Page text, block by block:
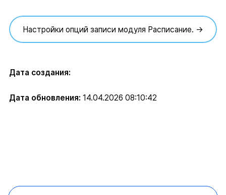
Настройки опций записи модуля Расписание. →
Дата создания:
Дата обновления: 14.04.2026 08:10:42